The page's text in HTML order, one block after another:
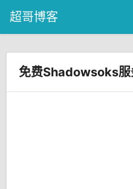
超哥博客
免费Shadowsoks服